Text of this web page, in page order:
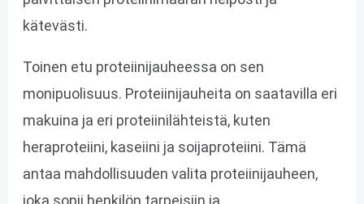
kätevästi.
Toinen etu proteiinijauheessa on sen
monipuolisuus. Proteiinijauheita on saatavilla eri
makuina ja eri proteiinilähteistä, kuten
heraproteiini, kaseiini ja soijaproteiini. Tämä
antaa mahdollisuuden valita proteiinijauheen,
joka sopii henkilön tarpeisiin ja